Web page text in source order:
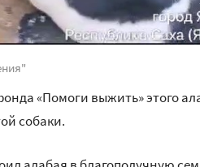
«Помоги выжить» этого
собаки.